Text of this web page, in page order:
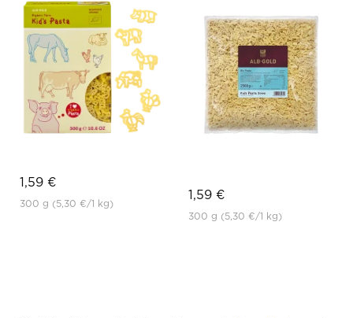
1,59 €
300 g (5,30 €/1 kg)
1,59 €
300 g (5,30 €/1 kg)